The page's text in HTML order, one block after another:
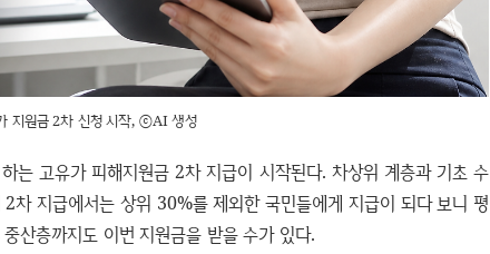
지원금 2차 신청 시작, ⓒAI 생성
는 고유가 피해지원금 2차 지급이 시작된다. 차상위 계층과 기초 수
차 지급에서는 상위 30%를 제외한 국민들에게 지급이 되다 보니 평
산층까지도 이번 지원금을 받을 수가 있다.